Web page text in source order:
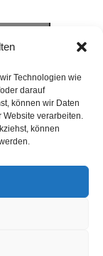
Technologien wie
darauf
können wir Daten
Website verarbeiten.
können
zu
e. V. Alle